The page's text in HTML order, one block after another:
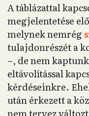
A táblázattal
megjelentetése
melynek nemrég
tulajdonrészét a
–, de nem
eltávolítással
kérdéseinkre.
után érkezett a
nem tervez